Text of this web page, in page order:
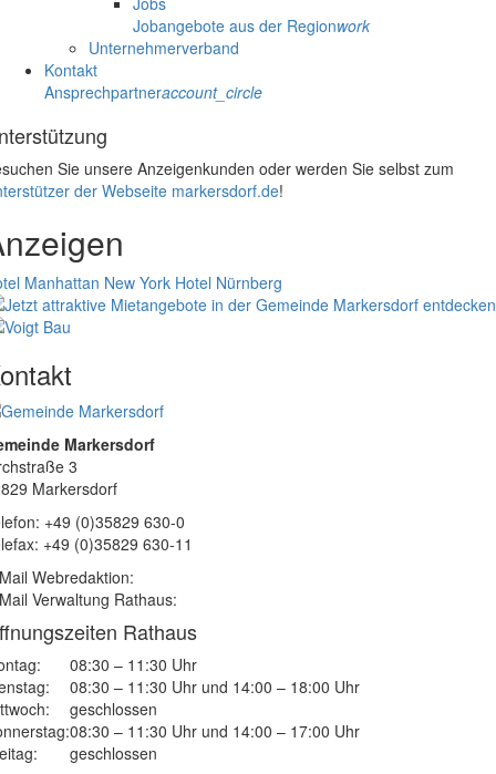
Jobangebote aus der Regionwork
Unternehmerverband
Kontakt
Ansprechpartneraccount_circle
Sie unsere Anzeigenkunden oder werden Sie selbst zum
der Webseite markersdorf.de!
Manhattan New York Hotel Nürnberg
Markersdorf
3
Markersdorf
+49 (0)35829 630-0
+49 (0)35829 630-11
Webredaktion:
Verwaltung Rathaus:
Rathaus
08:30 – 11:30 Uhr
08:30 – 11:30 Uhr und 14:00 – 18:00 Uhr
geschlossen
08:30 – 11:30 Uhr und 14:00 – 17:00 Uhr
geschlossen